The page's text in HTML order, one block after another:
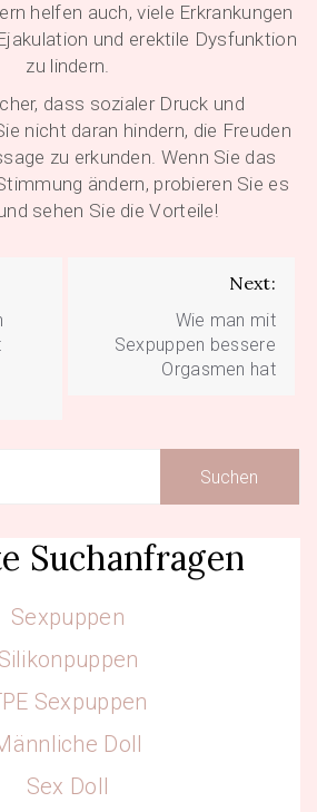
helfen auch, viele Erkrankungen
und erektile Dysfunktion
zu lindern.
dass sozialer Druck und
nicht daran hindern, die Freuden
zu erkunden. Wenn Sie das
ändern, probieren Sie es
sehen Sie die Vorteile!
Next:
Wie man mit
Sexpuppen bessere
Orgasmen hat
Suchanfragen
Sexpuppen
Silikonpuppen
Sexpuppen
Doll
Sex Doll